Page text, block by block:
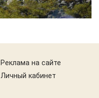
Реклама на сайте
Личный кабинет